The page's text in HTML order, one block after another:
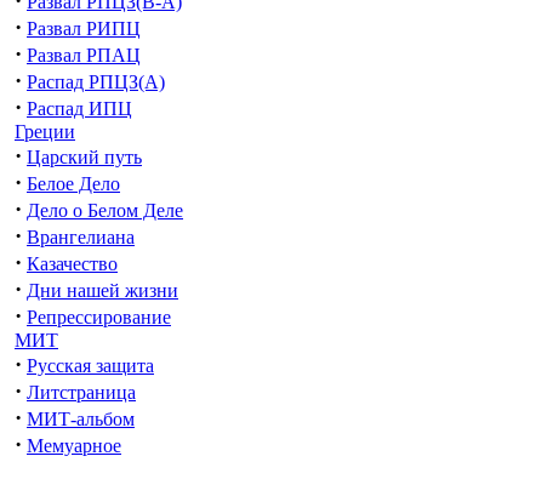
· Развал РИПЦ
· Развал РПАЦ
· Распад РПЦЗ(А)
· Распад ИПЦ
Греции
· Царский путь
· Белое Дело
· Дело о Белом Деле
· Врангелиана
· Казачество
· Дни нашей жизни
· Репрессирование
МИТ
· Русская защита
· Литстраница
· МИТ-альбом
· Мемуарное